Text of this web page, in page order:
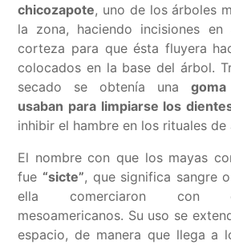
chicozapote, uno de los árboles
la zona, haciendo incisiones
corteza para que ésta fluyera
colocados en la base del árbol.
secado se obtenía una
usaban para limpiarse los
inhibir el hambre en los rituales de
El nombre con que los mayas
fue “sicte”, que significa sangre
ella comerciaron con
mesoamericanos. Su uso se
espacio, de manera que llega a